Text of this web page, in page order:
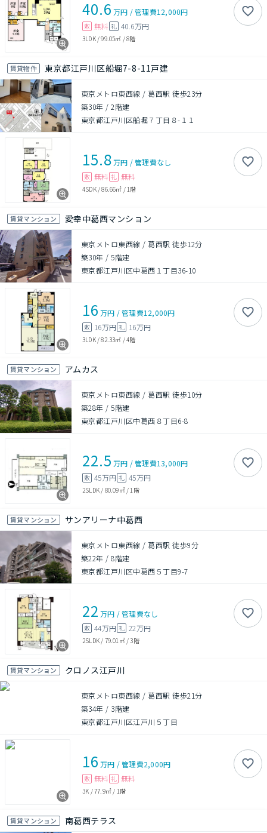
40.6 万円 /管理費12,000円
敷 無料 礼 40.6万円
3LDK/99.05㎡ /8階
賃貸物件 東京都江戸川区船堀7-8-11戸建
東京メトロ東西線 / 葛西駅 徒歩23分
築30年 /2階建
東京都江戸川区船堀７丁目８-１１
15.8万円 /管理費なし
敷 無料 礼 無料
4SDK/86.66㎡ / 1階
賃貸マンション 愛幸中葛西マンション
東京メトロ東西線 / 葛西駅 徒歩12分
築30年 /5階建
東京都江戸川区中葛西１丁目36-10
16 万円 /管理費12,000円
敷 16万円 礼 16万円
3LDK/82.33㎡ /4階
賃貸マンション アムカス
東京メトロ東西線 / 葛西駅 徒歩10分
築28年 /5階建
東京都江戸川区中葛西８丁目6-8
22.5 万円 /管理費13,000円
敷 45万円 礼 45万円
2SLDK / 80.09㎡/ 1階
賃貸マンション サンアリーナ中葛西
東京メトロ東西線 / 葛西駅 徒歩9分
築22年 /8階建
東京都江戸川区中葛西５丁目9-7
22 万円 /管理費なし
敷 44万円 礼 22万円
2SLDK / 79.01㎡/3階
賃貸マンション クロノス江戸川
東京メトロ東西線 / 葛西駅 徒歩21分
築34年 / 3階建
東京都江戸川区江戸川５丁目
16 万円 /管理費2,000円
敷 無料 礼 無料
3K /77.9㎡ / 1階
賃貸マンション 南葛西テラス